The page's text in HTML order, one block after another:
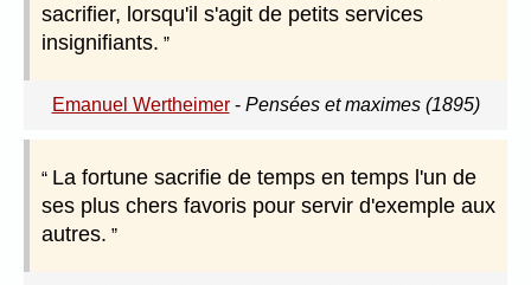
sacrifier, lorsqu'il s'agit de petits services
insignifiants.
Emanuel Wertheimer- Pensées et maximes (1895)
La fortune sacrifie de temps en temps l'un de
ses plus chers favoris pour servir d'exemple aux
autres.